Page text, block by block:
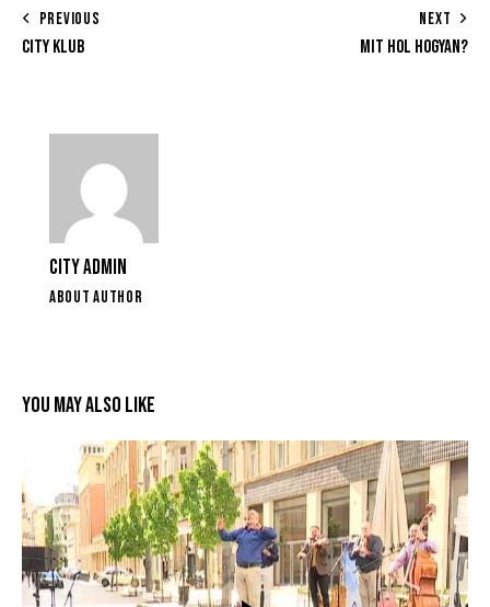
PREVIOUS
CITY KLUB
NEXT
MIT HOL HOGYAN?
CITY ADMIN
ABOUT AUTHOR
YOU MAY ALSO LIKE